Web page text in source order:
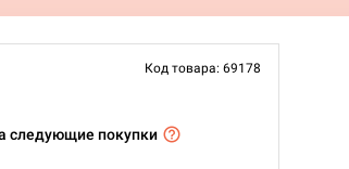
Код товара: 69178
следующие покупки